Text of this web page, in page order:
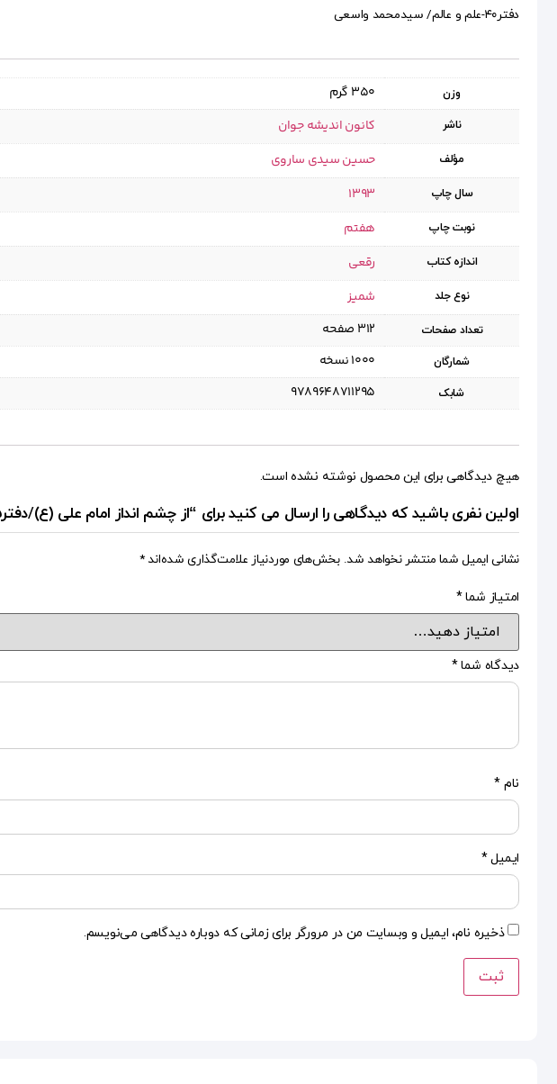
دفتر۴۰-علم و عالم/ سیدمحمد واسعی
وزن 350 گرم
ناشر کانون اندیشه جوان
مؤلف حسین سیدی ساروی
سال چاپ 1393
نوبت چاپ هفتم
اندازه کتاب رقعی
نوع جلد شمیز
تعداد صفحات ۳۱۲ صفحه
شمارگان ۱۰۰۰ نسخه
شابک 9789648711295
هیچ دیدگاهی برای این محصول نوشته نشده است.
اولین نفری باشید که دیدگاهی را ارسال می کنید برای “از چشم انداز امام علی (ع)/دفتر۰۵-حرف های فیروزه ای: آداب زندگی در سخن امیر سخن ع”
نشانی ایمیل شما منتشر نخواهد شد. بخش‌های موردنیاز علامت‌گذاری شده‌اند*
امتیاز شما*
دیدگاه شما*
نام *
ایمیل*
ذخیره نام، ایمیل و وبسایت من در مرورگر برای زمانی که دوباره دیدگاهی می‌نویسم.